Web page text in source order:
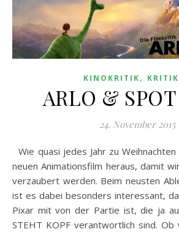
KINOKRITIK,
ARLO & SPOT
24. November 2015
Wie quasi jedes Jahr zu Weihnachten bringt Disney einen
neuen Animationsfilm heraus, damit
verzaubert werden. Beim neusten
ist es dabei besonders interessant,
Pixar mit von der Partie ist, die ja
STEHT KOPF verantwortlich sind.